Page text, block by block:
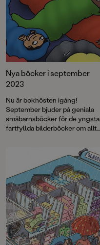
Nya böcker i september
2023
Nu är bokhösten igång!
September bjuder på geniala
småbarnsböcker för de yngsta,
fartfyllda bilderböcker om allt
pyjamaspartyn till försvunna
katter och
Ett nytt busigt äventyr med
Sommarskuggan, grymma
debutromaner, pricksäkra
av Lena Sjöberg, kusliga och
gripande berättelser av Mats
Strandberg och Oskar Kroon.
Och mycket, mycket mer.
Välkommen till en maxad
bokmånad!